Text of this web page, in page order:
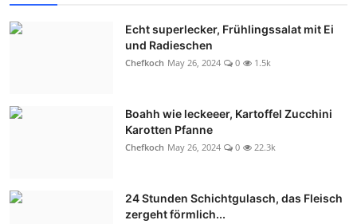
Echt superlecker, Frühlingssalat mit Ei
und Radieschen
Chefkoch May 26, 2024 0 1.5k
Boahh wie leckeeer, Kartoffel Zucchini
Karotten Pfanne
Chefkoch May 26, 2024 0 22.3k
24 Stunden Schichtgulasch, das Fleisch
zergeht förmlich...